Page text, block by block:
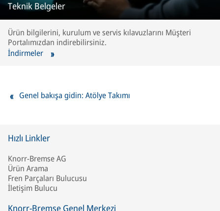
Teknik Belgeler
Ürün bilgilerini, kurulum ve servis kılavuzlarını Müşteri
Portalımızdan indirebilirsiniz.
İndirmeler
Genel bakışa gidin: Atölye Takımı
Hızlı Linkler
Knorr-Bremse AG
Ürün Arama
Fren Parçaları Bulucusu
İletişim Bulucu
Knorr-Bremse Genel Merkezi